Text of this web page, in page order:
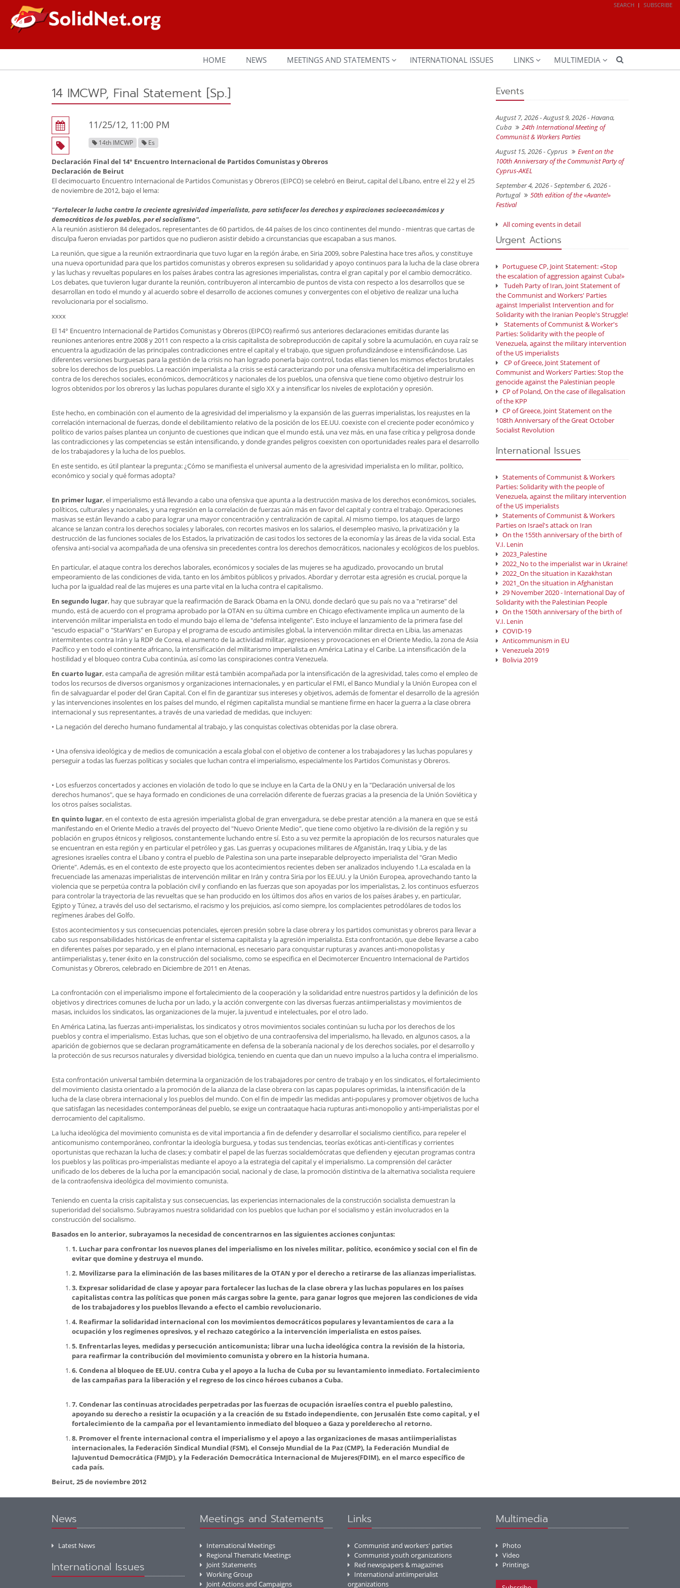
SEARCH SUBSCRIBE
HOME NEWS MEETINGS AND STATEMENTS INTERNATIONAL ISSUES LINKS MULTIMEDIA
14 IMCWP, Final Statement [Sp.]
11/25/12, 11:00 PM
14th IMCWP Es
Declaración Final del 14° Encuentro Internacional de Partidos Comunistas y Obreros
Declaración de Beirut
El decimocuarto Encuentro Internacional de Partidos Comunistas y Obreros (EIPCO) se celebró en Beirut, capital del Líbano, entre el 22 y el 25
de noviembre de 2012, bajo el lema:
"Fortalecer la lucha contra la creciente agresividad imperialista, para satisfacer los derechos y aspiraciones socioeconómicos y
democráticos de los pueblos, por el socialismo".
A la reunión asistieron 84 delegados, representantes de 60 partidos, de 44 países de los cinco continentes del mundo - mientras que cartas de
disculpa fueron enviadas por partidos que no pudieron asistir debido a circunstancias que escapaban a sus manos.
La reunión, que sigue a la reunión extraordinaria que tuvo lugar en la región árabe, en Siria 2009, sobre Palestina hace tres años, y constituye
una nueva oportunidad para que los partidos comunistas y obreros expresen su solidaridad y apoyo continuos para la lucha de la clase obrera
y las luchas y revueltas populares en los países árabes contra las agresiones imperialistas, contra el gran capital y por el cambio democrático.
Los debates, que tuvieron lugar durante la reunión, contribuyeron al intercambio de puntos de vista con respecto a los desarrollos que se
desarrollan en todo el mundo y al acuerdo sobre el desarrollo de acciones comunes y convergentes con el objetivo de realizar una lucha
revolucionaria por el socialismo.
xxxx
El 14° Encuentro Internacional de Partidos Comunistas y Obreros (EIPCO) reafirmó sus anteriores declaraciones emitidas durante las
reuniones anteriores entre 2008 y 2011 con respecto a la crisis capitalista de sobreproducción de capital y sobre la acumulación, en cuya raíz se
encuentra la agudización de las principales contradicciones entre el capital y el trabajo, que siguen profundizándose e intensificándose. Las
diferentes versiones burguesas para la gestión de la crisis no han logrado ponerla bajo control, todas ellas tienen los mismos efectos brutales
sobre los derechos de los pueblos. La reacción imperialista a la crisis se está caracterizando por una ofensiva multifacética del imperialismo en
contra de los derechos sociales, económicos, democráticos y nacionales de los pueblos, una ofensiva que tiene como objetivo destruir los
logros obtenidos por los obreros y las luchas populares durante el siglo XX y a intensificar los niveles de explotación y opresión.
Este hecho, en combinación con el aumento de la agresividad del imperialismo y la expansión de las guerras imperialistas, los reajustes en la
correlación internacional de fuerzas, donde el debilitamiento relativo de la posición de los EE.UU. coexiste con el creciente poder económico y
político de varios países plantea un conjunto de cuestiones que indican que el mundo está, una vez más, en una fase crítica y peligrosa donde
las contradicciones y las competencias se están intensificando, y donde grandes peligros coexisten con oportunidades reales para el desarrollo
de los trabajadores y la lucha de los pueblos.
En este sentido, es útil plantear la pregunta: ¿Cómo se manifiesta el universal aumento de la agresividad imperialista en lo militar, político,
económico y social y qué formas adopta?
En primer lugar, el imperialismo está llevando a cabo una ofensiva que apunta a la destrucción masiva de los derechos económicos, sociales,
políticos, culturales y nacionales, y una regresión en la correlación de fuerzas aún más en favor del capital y contra el trabajo. Operaciones
masivas se están llevando a cabo para lograr una mayor concentración y centralización de capital. Al mismo tiempo, los ataques de largo
alcance se lanzan contra los derechos sociales y laborales, con recortes masivos en los salarios, el desempleo masivo, la privatización y la
destrucción de las funciones sociales de los Estados, la privatización de casi todos los sectores de la economía y las áreas de la vida social. Esta
ofensiva anti-social va acompañada de una ofensiva sin precedentes contra los derechos democráticos, nacionales y ecológicos de los pueblos.
En particular, el ataque contra los derechos laborales, económicos y sociales de las mujeres se ha agudizado, provocando un brutal
empeoramiento de las condiciones de vida, tanto en los ámbitos públicos y privados. Abordar y derrotar esta agresión es crucial, porque la
lucha por la igualdad real de las mujeres es una parte vital en la lucha contra el capitalismo.
En segundo lugar, hay que subrayar que la reafirmación de Barack Obama en la ONU, donde declaró que su país no va a "retirarse" del
mundo, está de acuerdo con el programa aprobado por la OTAN en su última cumbre en Chicago efectivamente implica un aumento de la
intervención militar imperialista en todo el mundo bajo el lema de "defensa inteligente". Esto incluye el lanzamiento de la primera fase del
"escudo espacial" o "StarWars" en Europa y el programa de escudo antimisiles global, la intervención militar directa en Libia, las amenazas
intermitentes contra Irán y la RDP de Corea, el aumento de la actividad militar, agresiones y provocaciones en el Oriente Medio, la zona de Asia
Pacífico y en todo el continente africano, la intensificación del militarismo imperialista en América Latina y el Caribe. La intensificación de la
hostilidad y el bloqueo contra Cuba continúa, así como las conspiraciones contra Venezuela.
En cuarto lugar, esta campaña de agresión militar está también acompañada por la intensificación de la agresividad, tales como el empleo de
todos los recursos de diversos organismos y organizaciones internacionales, y en particular el FMI, el Banco Mundial y la Unión Europea con el
fin de salvaguardar el poder del Gran Capital. Con el fin de garantizar sus intereses y objetivos, además de fomentar el desarrollo de la agresión
y las intervenciones insolentes en los países del mundo, el régimen capitalista mundial se mantiene firme en hacer la guerra a la clase obrera
internacional y sus representantes, a través de una variedad de medidas, que incluyen:
• La negación del derecho humano fundamental al trabajo, y las conquistas colectivas obtenidas por la clase obrera.
• Una ofensiva ideológica y de medios de comunicación a escala global con el objetivo de contener a los trabajadores y las luchas populares y
perseguir a todas las fuerzas políticas y sociales que luchan contra el imperialismo, especialmente los Partidos Comunistas y Obreros.
• Los esfuerzos concertados y acciones en violación de todo lo que se incluye en la Carta de la ONU y en la "Declaración universal de los
derechos humanos", que se haya formado en condiciones de una correlación diferente de fuerzas gracias a la presencia de la Unión Soviética y
los otros países socialistas.
En quinto lugar, en el contexto de esta agresión imperialista global de gran envergadura, se debe prestar atención a la manera en que se está
manifestando en el Oriente Medio a través del proyecto del "Nuevo Oriente Medio", que tiene como objetivo la re-división de la región y su
población en grupos étnicos y religiosos, constantemente luchando entre sí. Esto a su vez permite la apropiación de los recursos naturales que
se encuentran en esta región y en particular el petróleo y gas. Las guerras y ocupaciones militares de Afganistán, Iraq y Libia, y de las
agresiones israelíes contra el Líbano y contra el pueblo de Palestina son una parte inseparable delproyecto imperialista del "Gran Medio
Oriente". Además, es en el contexto de este proyecto que los acontecimientos recientes deben ser analizados incluyendo 1.La escalada en la
frecuenciade las amenazas imperialistas de intervención militar en Irán y contra Siria por los EE.UU. y la Unión Europea, aprovechando tanto la
violencia que se perpetúa contra la población civil y confiando en las fuerzas que son apoyadas por los imperialistas, 2. los continuos esfuerzos
para controlar la trayectoria de las revueltas que se han producido en los últimos dos años en varios de los países árabes y, en particular,
Egipto y Túnez, a través del uso del sectarismo, el racismo y los prejuicios, así como siempre, los complacientes petrodólares de todos los
regímenes árabes del Golfo.
Estos acontecimientos y sus consecuencias potenciales, ejercen presión sobre la clase obrera y los partidos comunistas y obreros para llevar a
cabo sus responsabilidades históricas de enfrentar el sistema capitalista y la agresión imperialista. Esta confrontación, que debe llevarse a cabo
en diferentes países por separado, y en el plano internacional, es necesario para conquistar rupturas y avances anti-monopolistas y
antiimperialistas y, tener éxito en la construcción del socialismo, como se especifica en el Decimotercer Encuentro Internacional de Partidos
Comunistas y Obreros, celebrado en Diciembre de 2011 en Atenas.
La confrontación con el imperialismo impone el fortalecimiento de la cooperación y la solidaridad entre nuestros partidos y la definición de los
objetivos y directrices comunes de lucha por un lado, y la acción convergente con las diversas fuerzas antiimperialistas y movimientos de
masas, incluidos los sindicatos, las organizaciones de la mujer, la juventud e intelectuales, por el otro lado.
En América Latina, las fuerzas anti-imperialistas, los sindicatos y otros movimientos sociales continúan su lucha por los derechos de los
pueblos y contra el imperialismo. Estas luchas, que son el objetivo de una contraofensiva del imperialismo, ha llevado, en algunos casos, a la
aparición de gobiernos que se declaran programáticamente en defensa de la soberanía nacional y de los derechos sociales, por el desarrollo y
la protección de sus recursos naturales y diversidad biológica, teniendo en cuenta que dan un nuevo impulso a la lucha contra el imperialismo.
Esta confrontación universal también determina la organización de los trabajadores por centro de trabajo y en los sindicatos, el fortalecimiento
del movimiento clasista orientado a la promoción de la alianza de la clase obrera con las capas populares oprimidas, la intensificación de la
lucha de la clase obrera internacional y los pueblos del mundo. Con el fin de impedir las medidas anti-populares y promover objetivos de lucha
que satisfagan las necesidades contemporáneas del pueblo, se exige un contraataque hacia rupturas anti-monopolio y anti-imperialistas por el
derrocamiento del capitalismo.
La lucha ideológica del movimiento comunista es de vital importancia a fin de defender y desarrollar el socialismo científico, para repeler el
anticomunismo contemporáneo, confrontar la ideología burguesa, y todas sus tendencias, teorías exóticas anti-científicas y corrientes
oportunistas que rechazan la lucha de clases; y combatir el papel de las fuerzas socialdemócratas que defienden y ejecutan programas contra
los pueblos y las políticas pro-imperialistas mediante el apoyo a la estrategia del capital y el imperialismo. La comprensión del carácter
unificado de los deberes de la lucha por la emancipación social, nacional y de clase, la promoción distintiva de la alternativa socialista requiere
de la contraofensiva ideológica del movimiento comunista.
Teniendo en cuenta la crisis capitalista y sus consecuencias, las experiencias internacionales de la construcción socialista demuestran la
superioridad del socialismo. Subrayamos nuestra solidaridad con los pueblos que luchan por el socialismo y están involucrados en la
construcción del socialismo.
Basados en lo anterior, subrayamos la necesidad de concentrarnos en las siguientes acciones conjuntas:
1. Luchar para confrontar los nuevos planes del imperialismo en los niveles militar, político, económico y social con el fin de
evitar que domine y destruya el mundo.
2. Movilizarse para la eliminación de las bases militares de la OTAN y por el derecho a retirarse de las alianzas imperialistas.
3. Expresar solidaridad de clase y apoyar para fortalecer las luchas de la clase obrera y las luchas populares en los países
capitalistas contra las políticas que ponen más cargas sobre la gente, para ganar logros que mejoren las condiciones de vida
de los trabajadores y los pueblos llevando a efecto el cambio revolucionario.
4. Reafirmar la solidaridad internacional con los movimientos democráticos populares y levantamientos de cara a la
ocupación y los regímenes opresivos, y el rechazo categórico a la intervención imperialista en estos países.
5. Enfrentarlas leyes, medidas y persecución anticomunista; librar una lucha ideológica contra la revisión de la historia,
para reafirmar la contribución del movimiento comunista y obrero en la historia humana.
6. Condena al bloqueo de EE.UU. contra Cuba y el apoyo a la lucha de Cuba por su levantamiento inmediato. Fortalecimiento
de las campañas para la liberación y el regreso de los cinco héroes cubanos a Cuba.
7. Condenar las continuas atrocidades perpetradas por las fuerzas de ocupación israelíes contra el pueblo palestino,
apoyando su derecho a resistir la ocupación y a la creación de su Estado independiente, con Jerusalén Este como capital, y el
fortalecimiento de la campaña por el levantamiento inmediato del bloqueo a Gaza y porelderecho al retorno.
8. Promover el frente internacional contra el imperialismo y el apoyo a las organizaciones de masas antiimperialistas
internacionales, la Federación Sindical Mundial (FSM), el Consejo Mundial de la Paz (CMP), la Federación Mundial de
laJuventud Democrática (FMJD), y la Federación Democrática Internacional de Mujeres(FDIM), en el marco específico de
cada país.
Beirut, 25 de noviembre 2012
Events
August 7, 2026 - August 9, 2026 - Havana,
Cuba
24th International Meeting of
Communist & Workers Parties
August 15, 2026 - Cyprus
Event on the
100th Anniversary of the Communist Party of
Cyprus-AKEL
September 4, 2026 - September 6, 2026 -
Portugal
50th edition of the «Avante!»
Festival
All coming events in detail
Urgent Actions
Portuguese CP, Joint Statement: «Stop
the escalation of aggression against Cuba!»
Tudeh Party of Iran, Joint Statement of
the Communist and Workers' Parties
against Imperialist Intervention and for
Solidarity with the Iranian People's Struggle!
Statements of Communist & Worker's
Parties: Solidarity with the people of
Venezuela, against the military intervention
of the US imperialists
CP of Greece, Joint Statement of
Communist and Workers’ Parties: Stop the
genocide against the Palestinian people
CP of Poland, On the case of illegalisation
of the KPP
CP of Greece, Joint Statement on the
108th Anniversary of the Great October
Socialist Revolution
International Issues
Statements of Communist & Workers
Parties: Solidarity with the people of
Venezuela, against the military intervention
of the US imperialists
Statements of Communist & Workers
Parties on Israel's attack on Iran
On the 155th anniversary of the birth of
V.I. Lenin
2023_Palestine
2022_No to the imperialist war in Ukraine!
2022_On the situation in Kazakhstan
2021_On the situation in Afghanistan
29 November 2020 - International Day of
Solidarity with the Palestinian People
On the 150th anniversary of the birth of
V.I. Lenin
COVID-19
Anticommunism in EU
Venezuela 2019
Bolivia 2019
News
Latest News
International Issues
Meetings and Statements
International Meetings
Regional Thematic Meetings
Joint Statements
Working Group
Joint Actions and Campaigns
Links
Communist and workers' parties
Communist youth organizations
Red newspapers & magazines
International antiimperialist
organizations
Multimedia
Photo
Video
Printings